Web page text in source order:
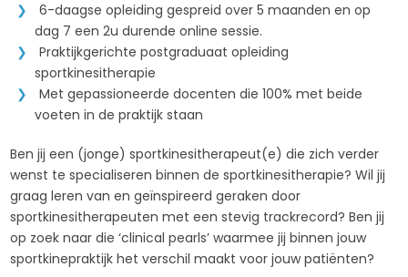
6-daagse opleiding gespreid over 5 maanden en op
dag 7 een 2u durende online sessie.
Praktijkgerichte postgraduaat opleiding
sportkinesitherapie
Met gepassioneerde docenten die 100% met beide
voeten in de praktijk staan
Ben jij een (jonge) sportkinesitherapeut(e) die zich verder
wenst te specialiseren binnen de sportkinesitherapie? Wil jij
graag leren van en geïnspireerd geraken door
sportkinesitherapeuten met een stevig trackrecord? Ben jij
op zoek naar die ‘clinical pearls’ waarmee jij binnen jouw
sportkinepraktijk het verschil maakt voor jouw patiënten?